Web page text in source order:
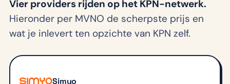
Vier providers rijden op het KPN-netwerk.
Hieronder per MVNO de scherpste prijs en
wat je inlevert ten opzichte van KPN zelf.
Simyo